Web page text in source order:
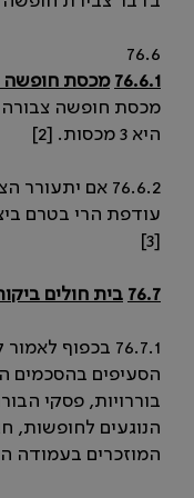
76.6
76.6.1 מכסת חופשה
מכסת חופשה צבורה
היא 3 מכסות. [2]
76.6.2 אם
עודפת הרי בטרם
[3]
76.7 בית חולים
76.7.1 בכפוף
הסעיפים בהסכמים
בוררויות, פסקי
הנוגעים לחופשות,
המוזכרים בעמודה